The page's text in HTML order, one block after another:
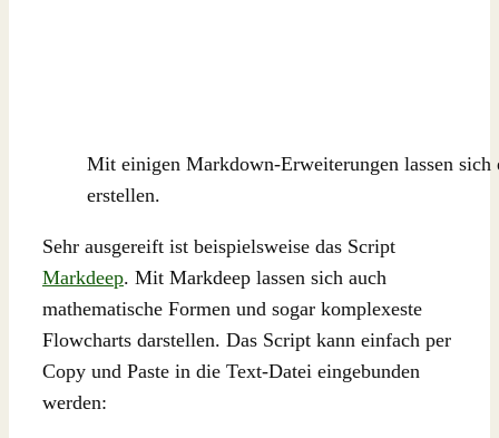
Mit einigen Markdown-Erweiterungen lassen
erstellen.
Sehr ausgereift ist beispielsweise das Script
Markdeep. Mit Markdeep lassen sich auch
mathematische Formen und sogar komplexeste
Flowcharts darstellen. Das Script kann einfach per
Copy und Paste in die Text-Datei eingebunden
werden: